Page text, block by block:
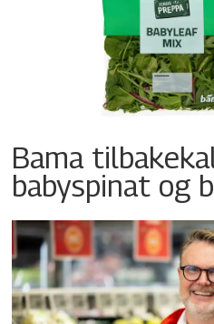
Bama
babyspinat og